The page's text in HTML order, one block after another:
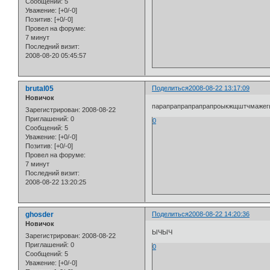
Уважение: [+0/-0]
Позитив: [+0/-0]
Провел на форуме:
7 минут
Последний визит:
2008-08-20 05:45:57
Поделиться2008-08-22 13:17:09
brutal05
Новичок
Зарегистрирован: 2008-08-22
Приглашений: 0
Сообщений: 5
Уважение: [+0/-0]
Позитив: [+0/-0]
Провел на форуме:
7 минут
Последний визит:
2008-08-22 13:20:25
0
Поделиться2008-08-22 14:20:36
ghosder
Новичок
Зарегистрирован: 2008-08-22
Приглашений: 0
Сообщений: 5
Уважение: [+0/-0]
ЫЧЫЧ
0